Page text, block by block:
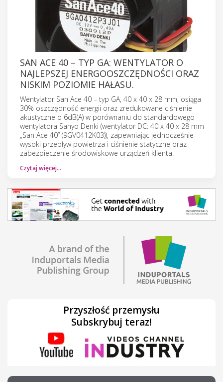
SAN ACE 40 – TYP GA: WENTYLATOR O
NAJLEPSZEJ ENERGOOSZCZĘDNOŚCI ORAZ
NISKIM POZIOMIE HAŁASU.
Wentylator San Ace 40 – typ GA, 40 x 40 x 28 mm, osiąga
30% oszczędność energii oraz zredukowane ciśnienie
akustyczne o 6dB(A) w porównaniu do standardowego
wentylatora Sanyo Denki (wentylator DC: 40 x 40 x 28 mm
„San Ace 40” (9GV0412K03)), zapewniając jednocześnie
wysoki przepływ powietrza i ciśnienie statyczne oraz
zabezpieczenie środowiskowe urządzeń klienta.
Czytaj więcej…
Przyszłość przemysłu
Subskrybuj teraz!